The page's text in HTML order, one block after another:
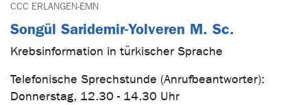
CCC ERLANGEN-EMN
Songül Saridemir-Yolveren M. Sc.
Krebsinformation in türkischer Sprache
Telefonische Sprechstunde (Anrufbeantworter):
Donnerstag, 12.30 - 14.30 Uhr